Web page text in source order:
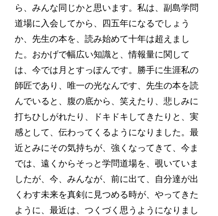
ら、みんな同じかと思います。私は、副島学問
道場に入会してから、四五年になるでしょう
か、先生の本を、読み始めて十年は超えまし
た。おかげで幅広い知識と、情報量に関して
は、今では月とすっぽんです。勝手に生涯私の
師匠であり、唯一の光なんです、先生の本を読
んでいると、腹の底から、笑えたり、悲しみに
打ちひしがれたり、ドキドキしてきたりと、実
感として、伝わってくるようになりました。最
近とみにその気持ちが、強くなってきて、今ま
では、遠くからそっと学問道場を、覗いていま
したが、今、みんなが、前に出て、自分達が出
くわす未来を真剣に見つめる時が、やってきた
ように、最近は、つくづく思うようになりまし